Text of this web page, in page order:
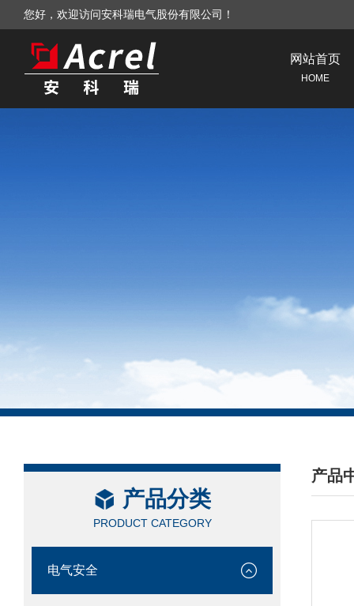
您好，欢迎访问安科瑞电气股份有限公司！
网站首页
HOME
产品分类
PRODUCT CATEGORY
电气安全
产品
/